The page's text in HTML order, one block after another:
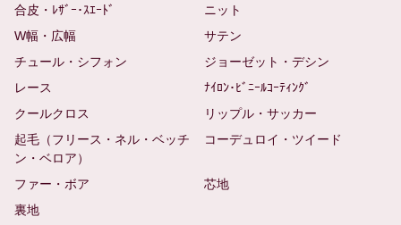
合皮・ﾚｻﾞｰ･ｽｴｰﾄﾞ
ニット
W幅・広幅
サテン
チュール・シフォン
ジョーゼット・デシン
レース
ﾅｲﾛﾝ･ﾋﾞﾆｰﾙｺｰﾃｨﾝｸﾞ
クールクロス
リップル・サッカー
起毛（フリース・ネル・ベッチ
ン・ベロア）
コーデュロイ・ツイード
ファー・ボア
芯地
裏地